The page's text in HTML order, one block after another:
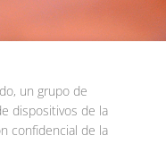
un grupo de
dispositivos de la
confidencial de la